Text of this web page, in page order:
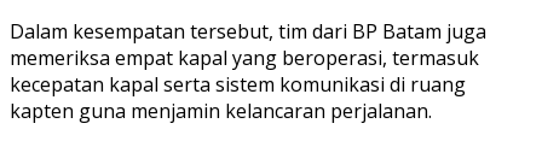
Dalam kesempatan tersebut, tim dari BP Batam juga
memeriksa empat kapal yang beroperasi, termasuk
kecepatan kapal serta sistem komunikasi di ruang
kapten guna menjamin kelancaran perjalanan.